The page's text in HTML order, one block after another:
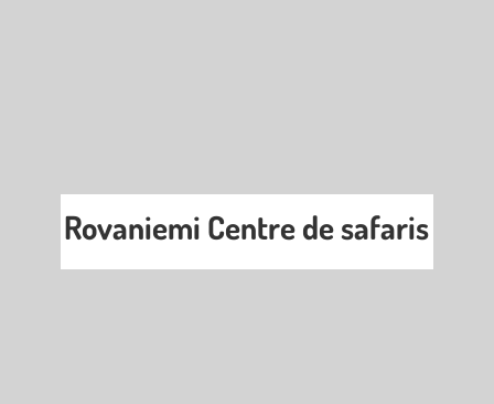
Rovaniemi Centre de safaris